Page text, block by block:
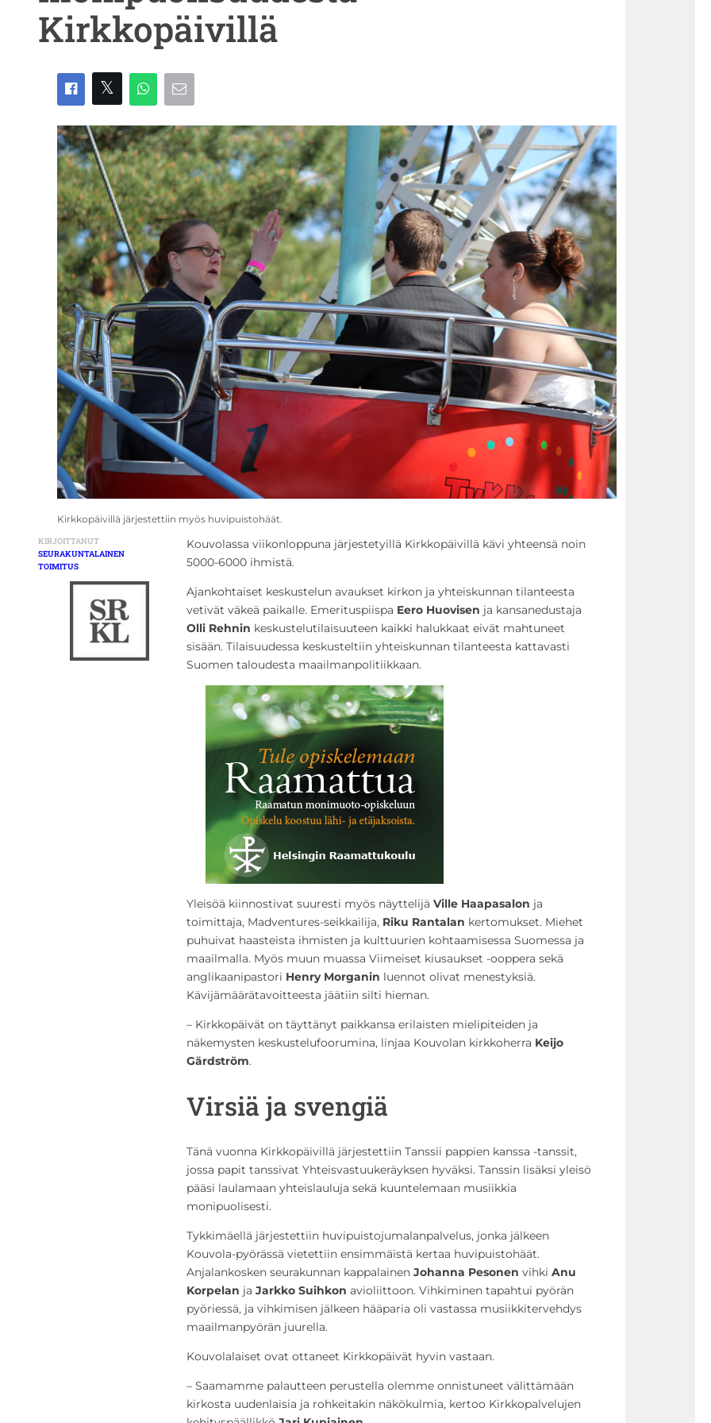
Kirkkopäivillä
Kirkkopäivillä järjestettiin myös huvipuistohäät.
KIRJOITTANUT
SEURAKUNTALAINEN
TOIMITUS
Kouvolassa viikonloppuna järjestetyillä Kirkkopäivillä kävi yhteensä noin
5000-6000 ihmistä.
Ajankohtaiset keskustelun avaukset kirkon ja yhteiskunnan tilanteesta
vetivät väkeä paikalle. Emerituspiispa Eero Huovisen ja kansanedustaja
Olli Rehnin keskustelutilaisuuteen kaikki halukkaat eivät mahtuneet
sisään. Tilaisuudessa keskusteltiin yhteiskunnan tilanteesta kattavasti
Suomen taloudesta maailmanpolitiikkaan.
Yleisöä kiinnostivat suuresti myös näyttelijä Ville Haapasalon ja
toimittaja, Madventures-seikkailija,Riku Rantalan kertomukset. Miehet
puhuivat haasteista ihmisten ja kulttuurien kohtaamisessa Suomessa ja
maailmalla. Myös muun muassa Viimeiset kiusaukset -ooppera sekä
anglikaanipastori Henry Morganin luennot olivat menestyksiä.
Kävijämäärätavoitteesta jäätiin silti hieman.
– Kirkkopäivät on täyttänyt paikkansa erilaisten mielipiteiden ja
näkemysten keskustelufoorumina, linjaa Kouvolan kirkkoherra Keijo
Gärdström.
Virsiä ja svengiä
Tänä vuonna Kirkkopäivillä järjestettiin Tanssii pappien kanssa -tanssit,
jossa papit tanssivat Yhteisvastuukeräyksen hyväksi. Tanssin lisäksi yleisö
pääsi laulamaan yhteislauluja sekä kuuntelemaan musiikkia
monipuolisesti.
Tykkimäellä järjestettiin huvipuistojumalanpalvelus, jonka jälkeen
Kouvola-pyörässä vietettiin ensimmäistä kertaa huvipuistohäät.
Anjalankosken seurakunnan kappalainenJohanna Pesonen vihki Anu
Korpelan ja Jarkko Suihkon avioliittoon. Vihkiminen tapahtui pyörän
pyöriessä, ja vihkimisen jälkeen hääparia oli vastassa musiikkitervehdys
maailmanpyörän juurella.
Kouvolalaiset ovat ottaneet Kirkkopäivät hyvin vastaan.
– Saamamme palautteen perustella olemme onnistuneet välittämään
kirkosta uudenlaisia ja rohkeitakin näkökulmia, kertoo Kirkkopalvelujen